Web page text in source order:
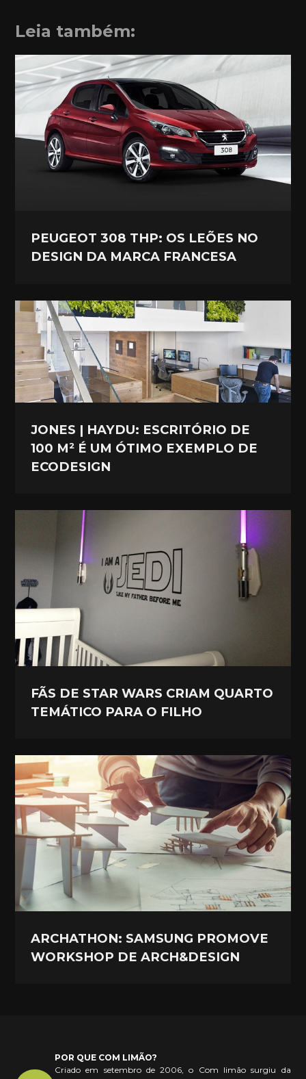
Leia também:
PEUGEOT 308 THP: OS LEÕES NO
DESIGN DA MARCA FRANCESA
JONES | HAYDU: ESCRITÓRIO DE
100 M² É UM ÓTIMO EXEMPLO DE
ECODESIGN
FÃS DE STAR WARS CRIAM QUARTO
TEMÁTICO PARA O FILHO
ARCHATHON: SAMSUNG PROMOVE
WORKSHOP DE ARCH&DESIGN
POR QUE COM LIMÃO?
Criado em setembro de 2006, o Com limão surgiu da